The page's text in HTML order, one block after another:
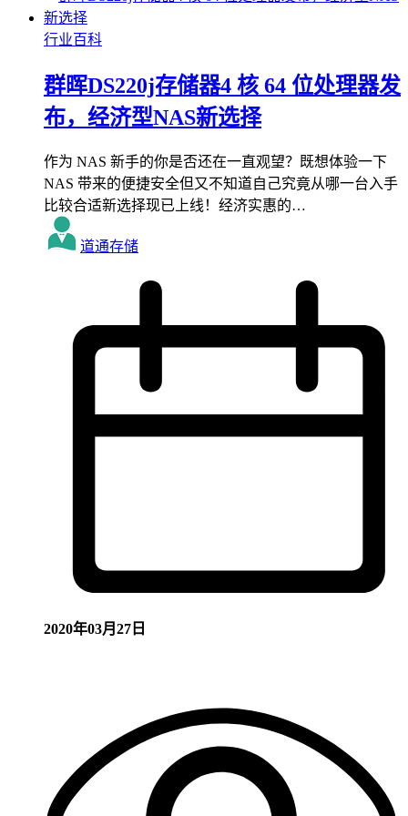
行业百科
群晖DS220j存储器4 核 64 位处理器发
布，经济型NAS新选择
作为 NAS 新手的你是否还在一直观望？既想体验一下
NAS 带来的便捷安全但又不知道自己究竟从哪一台入手
比较合适新选择现已上线！经济实惠的…
道通存储
2020年03月27日